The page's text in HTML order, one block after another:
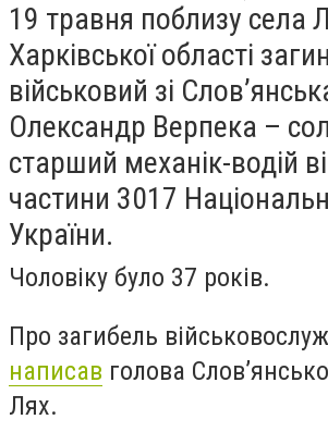
19 травня поблизу села
Харківської області
військовий зі
Олександр Верпека –
старший механік-водій
частини 3017
України.
Чоловіку було 37 років.
Про загибель
написав голова
Лях.